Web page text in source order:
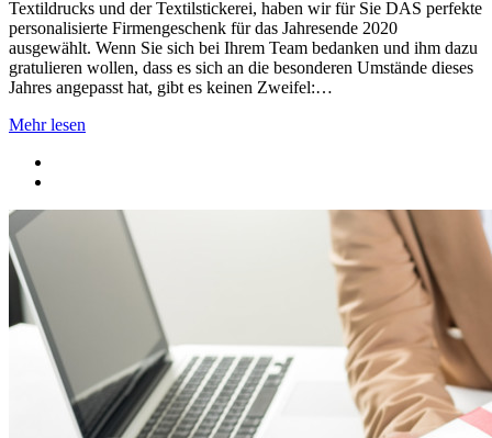
Textildrucks und der Textilstickerei, haben wir für Sie DAS perfekte
personalisierte Firmengeschenk für das Jahresende 2020
ausgewählt. Wenn Sie sich bei Ihrem Team bedanken und ihm dazu
gratulieren wollen, dass es sich an die besonderen Umstände dieses
Jahres angepasst hat, gibt es keinen Zweifel:…
Mehr lesen